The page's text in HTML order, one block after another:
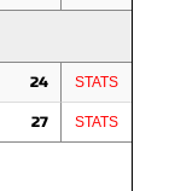
24 STATS
27 STATS